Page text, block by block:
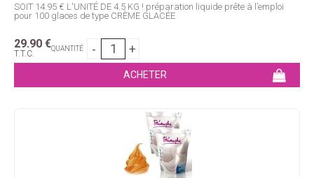
SOIT 14.95 € L'UNITÉ DE 4.5 KG ! préparation liquide prête à l’emploi
pour 100 glaces de type CRÈME GLACÉE
29.90 €
T.T.C. QUANTITÉ